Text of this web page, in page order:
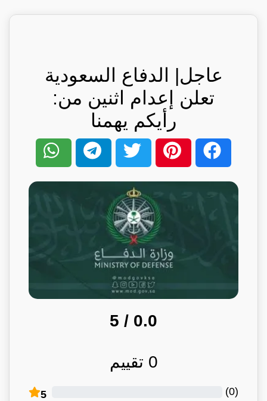
عاجل| الدفاع السعودية
تعلن إعدام اثنين من:
رأيكم يهمنا
0.0
/ 5
0 تقييم
5 (
0
)